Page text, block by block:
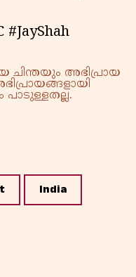
ചിന്തയും അഭിപ്രായ
India